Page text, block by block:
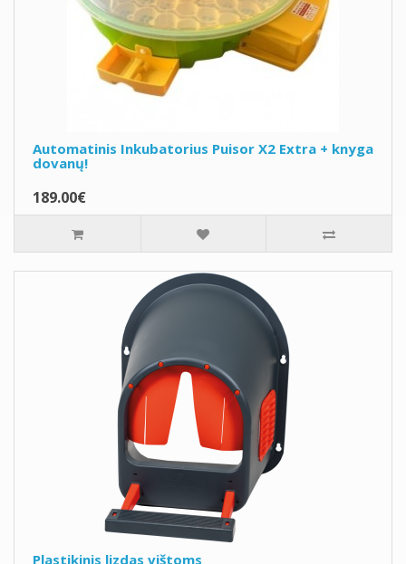
Automatinis Inkubatorius Puisor X2 Extra + knyga
dovanų!
189.00€
Plastikinis lizdas vištoms